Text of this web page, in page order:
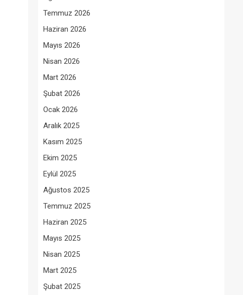
Temmuz 2026
Haziran 2026
Mayıs 2026
Nisan 2026
Mart 2026
Şubat 2026
Ocak 2026
Aralık 2025
Kasım 2025
Ekim 2025
Eylül 2025
Ağustos 2025
Temmuz 2025
Haziran 2025
Mayıs 2025
Nisan 2025
Mart 2025
Şubat 2025